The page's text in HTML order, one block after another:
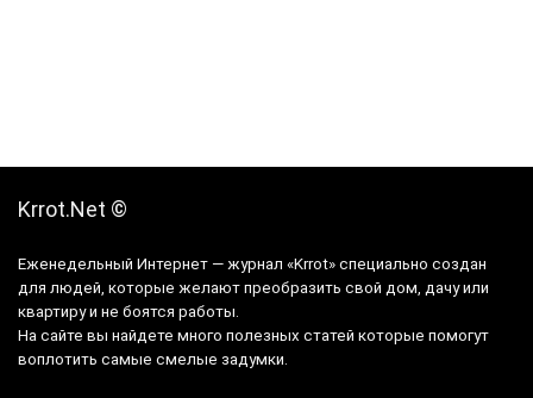
Krrot.Net ©
Еженедельный Интернет — журнал «Krrot» специально создан
для людей, которые желают преобразить свой дом, дачу или
квартиру и не боятся работы.
На сайте вы найдете много полезных статей которые помогут
воплотить самые смелые задумки.